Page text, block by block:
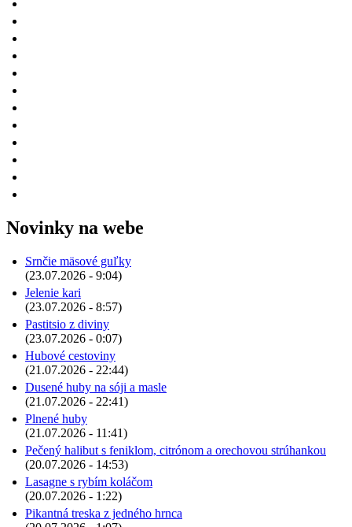
Novinky na webe
Srnčie mäsové guľky
(23.07.2026 - 9:04)
Jelenie kari
(23.07.2026 - 8:57)
Pastitsio z diviny
(23.07.2026 - 0:07)
Hubové cestoviny
(21.07.2026 - 22:44)
Dusené huby na sóji a masle
(21.07.2026 - 22:41)
Plnené huby
(21.07.2026 - 11:41)
Pečený halibut s feniklom, citrónom a orechovou strúhankou
(20.07.2026 - 14:53)
Lasagne s rybím koláčom
(20.07.2026 - 1:22)
Pikantná treska z jedného hrnca